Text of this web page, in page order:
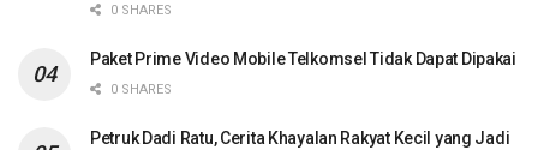
0 SHARES
Paket Prime Video Mobile Telkomsel Tidak Dapat Dipakai
0 SHARES
Petruk Dadi Ratu, Cerita Khayalan Rakyat Kecil yang Jadi